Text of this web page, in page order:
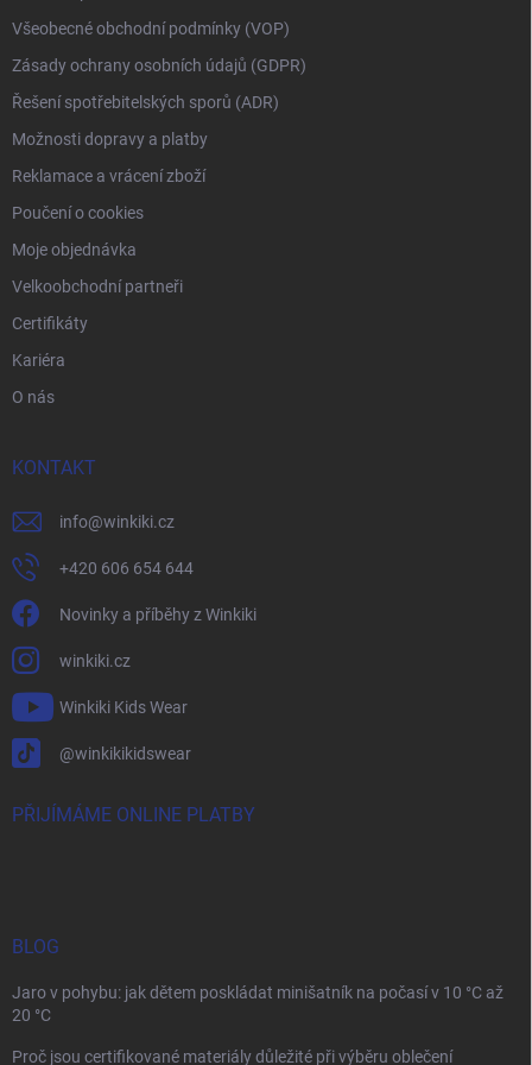
Všeobecné obchodní podmínky (VOP)
Zásady ochrany osobních údajů (GDPR)
Řešení spotřebitelských sporů (ADR)
Možnosti dopravy a platby
Reklamace a vrácení zboží
Poučení o cookies
Moje objednávka
Velkoobchodní partneři
Certifikáty
Kariéra
O nás
KONTAKT
info@winkiki.cz
+420 606 654 644
Novinky a příběhy z Winkiki
winkiki.cz
Winkiki Kids Wear
@winkikikidswear
PŘIJÍMÁME ONLINE PLATBY
BLOG
Jaro v pohybu: jak dětem poskládat minišatník na počasí v 10 °C až
20 °C
Proč jsou certifikované materiály důležité při výběru oblečení